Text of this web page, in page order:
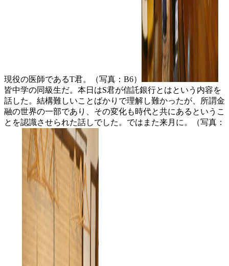
現役の医師であるT君。（写真：B6）
皆中学の同級生だ。本日はS君が信託銀行とはという内容を
話した。結構難しいことばかりで理解し難かったが、所謂金
融の世界の一部であり、その変化も時代と共にあるというこ
とを認識させられた話しでした。ではまた来月に。（写真：